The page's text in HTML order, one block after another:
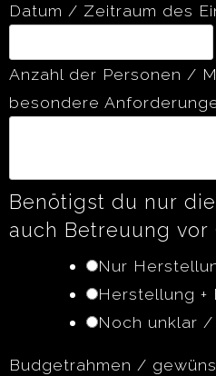
Datum / Zeitraum des
Anzahl der Personen /
besondere
Benötigst du nur
auch Betreuung vor
Nur
Herstellung +
Noch unklar
Budgetrahmen /